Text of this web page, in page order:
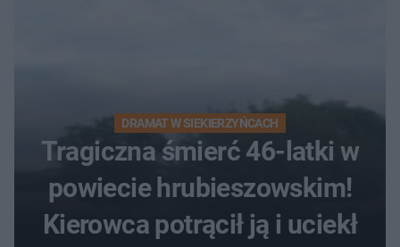
DRAMAT W SIEKIERZYŃCACH
Tragiczna śmierć 46-latki w
powiecie hrubieszowskim!
Kierowca potrącił ją i uciekł